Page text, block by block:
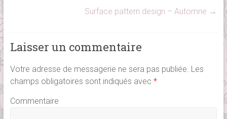
Surface pattern design – Automne →
Laisser un commentaire
Votre adresse de messagerie ne sera pas publiée. Les
champs obligatoires sont indiqués avec *
Commentaire